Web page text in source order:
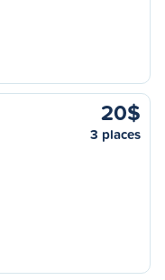
20$
3 places